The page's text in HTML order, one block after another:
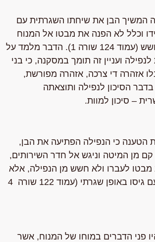
המשיך הבן את שיחתו השגרתית עם
וכלל לא הפנה את מבטו אל המנוח
בצעידתו, מתוך חשש (עמוד 124 שורה 1). הדבר מלמד על
ועניין זה תומך במסקנה, כי בני
אזהרה די צרכה, אזהרה מפורשת,
הסיכון לנפילה ותוצאתה
– סיכון למוות.
הטענה כי הנפילה הפתיעה את הבן,
מן המיטה וניגש אל חדר השירותים,
לעברו ולא חשש מן הנפילה, אלא
המשיך בשיחתו עם גיסו באופן שגרתי (עמוד 122 שורה 4
פני הדברים במוחו של המנוח, אשר